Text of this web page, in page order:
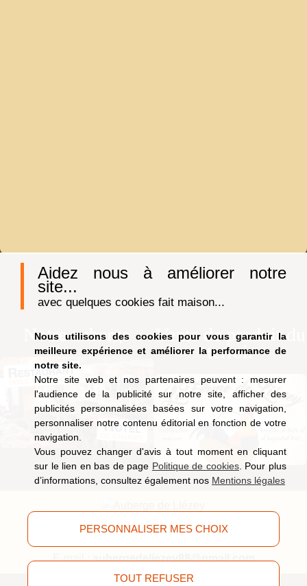
Aidez nous à améliorer notre
site...
avec quelques cookies fait maison...
Nous utilisons des cookies pour vous garantir la
meilleure expérience et améliorer la performance de
notre site.
Notre site web et nos partenaires peuvent : mesurer
l'audience de la publicité sur notre site, afficher des
publicités personnalisées basées sur votre navigation,
personnaliser notre contenu éditorial en fonction de votre
navigation.
Vous pouvez changer d'avis à tout moment en cliquant
sur le lien en bas de page Politique de cookies. Pour plus
d’informations, consultez également nos Mentions légales
TOUT REFUSER
PERSONNALISER MES CHOIX
Notre auberge
Vente de produit du
terroir
9, route de Saucefaing, 88400 Liézey(Vosges)
E-mail :aubergedeliezey88@gmail.com